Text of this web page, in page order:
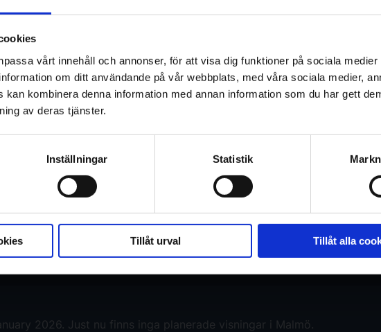
vårt innehåll och annonser, för att visa dig funktioner på sociala medier
om ditt användande på vår webbplats, med våra sociala medier,
kan kombinera denna information med annan information som du har gett
av deras tjänster.
Inställningar Statistik
Tillåt urval Tillåt alla
I en postapokalyptisk framtid, där universums
har försvunnit, skickas en dömd fånge på ett
liten ubåt färdas han ner i ett oändligt hav av
sikt, kontakt eller möjlighet att fly. Det som
kamp mot både det okända och det egna psyket.
2026. Just nu finns inga planerade visningar i Malmö.